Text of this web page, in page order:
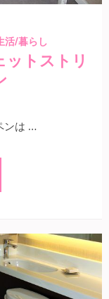
活/暮らし
ットストリ
ンは …